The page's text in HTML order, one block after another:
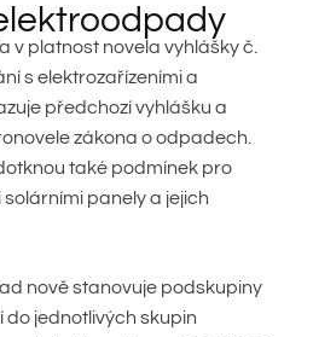
v platnost novela vyhlášky č.
s elektrozařízeními a
předchozí vyhlášku a
zákona o odpadech.
také podmínek pro
panely a jejich
nově stanovuje podskupiny
jednotlivých skupin